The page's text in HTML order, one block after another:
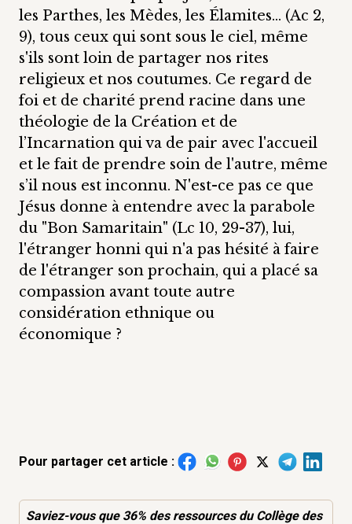
les Parthes, les Mèdes, les Élamites… (Ac 2,
9), tous ceux qui sont sous le ciel, même
s'ils sont loin de partager nos rites
religieux et nos coutumes. Ce regard de
foi et de charité prend racine dans une
théologie de la Création et de
l’Incarnation qui va de pair avec l'accueil
et le fait de prendre soin de l'autre, même
s’il nous est inconnu. N'est-ce pas ce que
Jésus donne à entendre avec la parabole
du "Bon Samaritain" (Lc 10, 29-37), lui,
l'étranger honni qui n'a pas hésité à faire
de l'étranger son prochain, qui a placé sa
compassion avant toute autre
considération ethnique ou
économique ?
Pour partager cet article :
Saviez-vous que 36% desressourcesdu Collège des